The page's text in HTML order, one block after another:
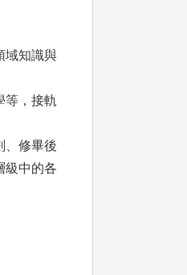
域知識與
等，接軌
、修畢後
級中的各